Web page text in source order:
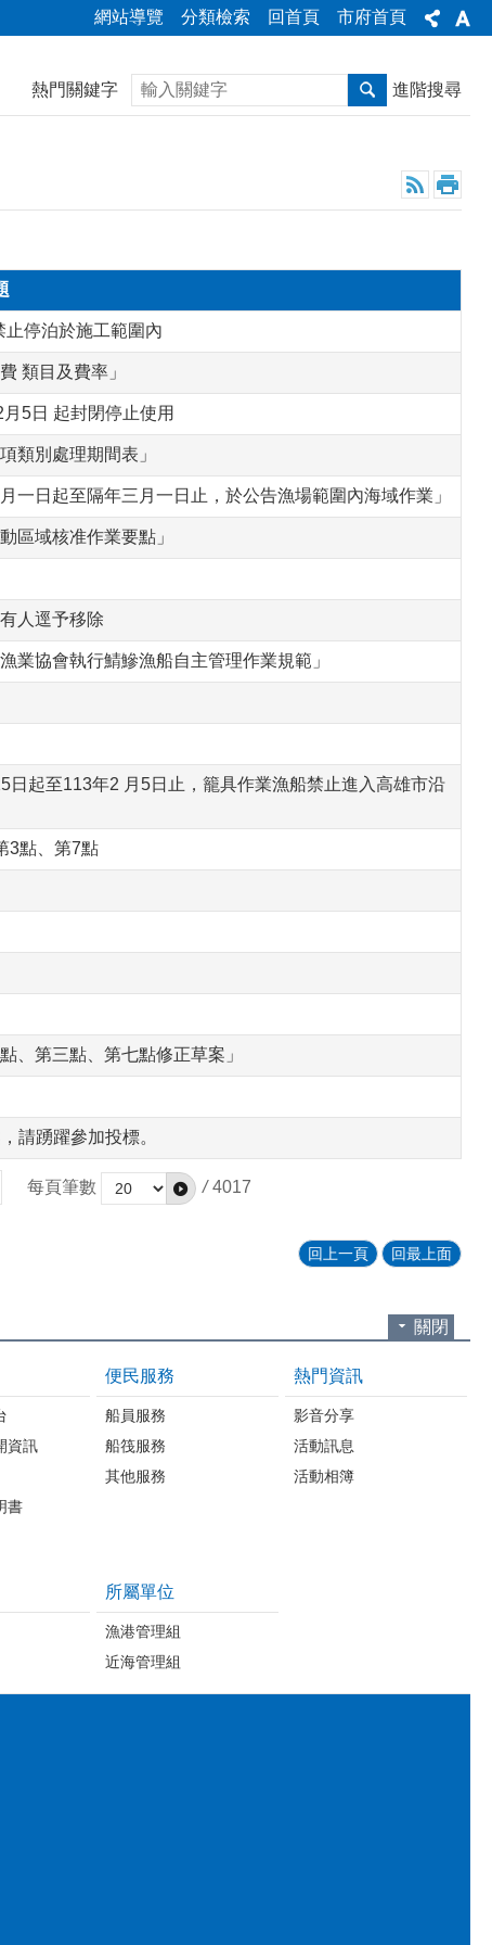
網站導覽 分類檢索 回首頁 市府首頁
熱門關鍵字 搜尋 進階搜尋
停泊於施工範圍內
類目及費率」
5日 起封閉停止使用
類別處理期間表」
日起至隔年三月一日止，於公告漁場範圍內海域作業」
區域核准作業要點」
人逕予移除
業協會執行鯖鰺漁船自主管理作業規範」
起至113年2 月5日止，籠具作業漁船禁止進入高雄市沿
3點、第7點
、第三點、第七點修正草案」
請踴躍參加投標。
每頁筆數 / 4017
回上一頁 回最上面
關閉
資訊
書
便民服務
船員服務
船筏服務
其他服務
熱門資訊
影音分享
活動訊息
活動相簿
所屬單位
漁港管理組
近海管理組